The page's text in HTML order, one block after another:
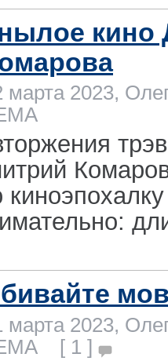
марта 2023,
марта 2023,
[ 1 ]